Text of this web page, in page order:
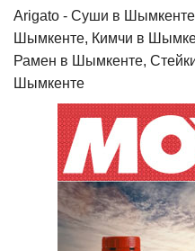
Arigato - Cуши в
Шымкенте, Кимчи в
Рамен в Шымкенте,
Шымкенте